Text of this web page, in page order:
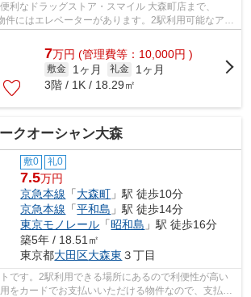
利なドラッグストア・スマイル 大森町店まで、
件にはエレベーターがあります。2駅利用可能なアク
まで3分と、駅近で...
7万円 (管理費等：10,000円 )
敷金 1ヶ月 礼金
1ヶ月
3階 / 1K / 18.29㎡
クオーシャン大森
敷0 礼0
7.5万円
京急本線 「大森町 」駅 徒歩10分
京急本線 「平和島 」駅 徒歩14分
東京モノレール 「昭和島 」駅 徒歩16分
築5年 / 18.51㎡
東京都大田区大森東 ３丁目
です。2駅利用できる場所にあるので利便性が高い
をカードでお支払いいただける物件なので、支払い